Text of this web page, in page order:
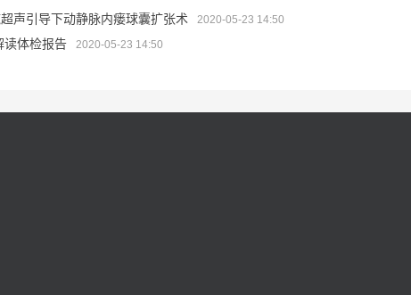
声引导下动静脉内瘘球囊扩张术 2020-05-23 14:50
读体检报告 2020-05-23 14:50